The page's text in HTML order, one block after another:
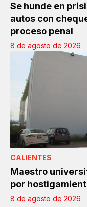
Se hunde en
autos con
proceso penal
8 de agosto de 2026
CALIENTES
Maestro
por
8 de agosto de 2026